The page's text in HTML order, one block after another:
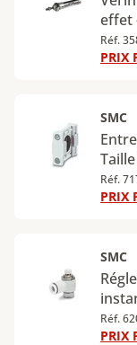
effet
Réf.
PRIX
SMC
Réf.
PRIX
SMC
Réf.
PRIX